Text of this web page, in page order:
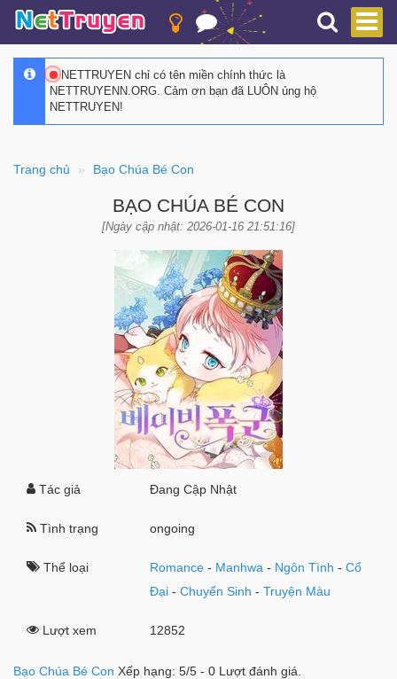
NETTRUYEN chỉ có tên miền chính thức là
NETTRUYENN.ORG. Cảm ơn bạn đã LUÔN ủng hộ
NETTRUYEN!
Trang chủ Bạo Chúa Bé Con
BẠO CHÚA BÉ CON
[Ngày cập nhật: 2026-01-16 21:51:16]
Tác giả Đang Cập Nhật
Tình trạng ongoing
Thể loại Romance - Manhwa - Ngôn Tình -Cổ
Đại -Chuyển Sinh -Truyện Màu
Lượt xem 12852
Bạo Chúa Bé Con Xếp hạng: 5/5 - 0 Lượt đánh giá.